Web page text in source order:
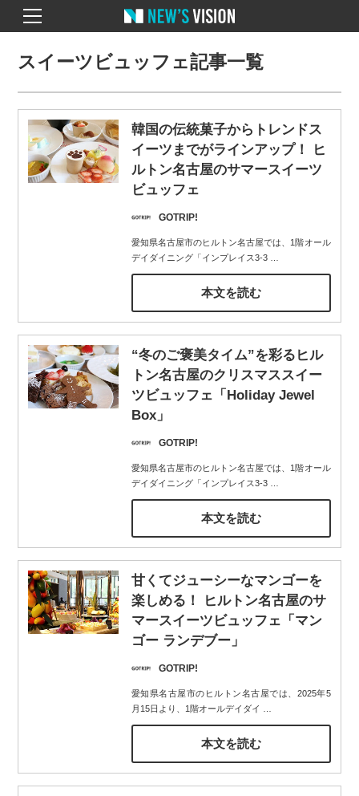
スイーツビュッフェ記事一覧
韓国の伝統菓子からトレンドス
イーツまでがラインアップ！ ヒ
ルトン名古屋のサマースイーツ
ビュッフェ
GOTRIP!
愛知県名古屋市のヒルトン名古屋では、1階オール
デイダイニング「インプレイス3-3…
本文を読む
“冬のご褒美タイム”を彩るヒル
トン名古屋のクリスマススイー
ツビュッフェ「Holiday Jewel
Box」
GOTRIP!
愛知県名古屋市のヒルトン名古屋では、1階オール
デイダイニング「インプレイス3-3…
本文を読む
甘くてジューシーなマンゴーを
楽しめる！ ヒルトン名古屋のサ
マースイーツビュッフェ「マン
ゴー ランデブー」
GOTRIP!
愛知県名古屋市のヒルトン名古屋では、2025年5
月15日より、1階オールデイダイ
本文を読む